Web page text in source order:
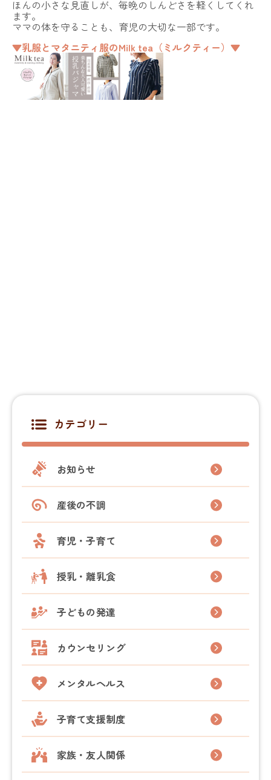
ほんの小さな見直しが、毎晩のしんどさを軽くしてくれ
ます。
ママの体を守ることも、育児の大切な一部です。
▼乳服とマタニティ服のMilk tea（ミルクティー）▼
カテゴリー
お知らせ
産後の不調
育児・子育て
授乳・離乳食
子どもの発達
カウンセリング
メンタルヘルス
子育て支援制度
家族・友人関係